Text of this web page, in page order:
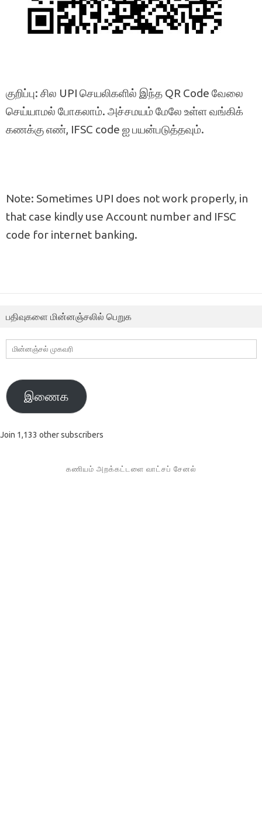
குறிப்பு: சில UPI செயலிகளில் இந்த QR Code வேலை
செய்யாமல் போகலாம். அச்சமயம் மேலே உள்ள வங்கிக்
கணக்கு எண், IFSC code ஐ பயன்படுத்தவும்.
Note: Sometimes UPI does not work properly, in
that case kindly use Account number and IFSC
code for internet banking.
பதிவுகளை மின்னஞ்சலில் பெறுக
மின்னஞ்சல்
முகவரி
இணைக
Join 1,133 other subscribers
கணியம் அறக்கட்டளை வாட்சப் சேனல்